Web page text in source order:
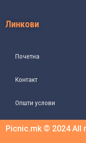
Линкови
Почетна
Контакт
Општи услови
Picnic.mk © 2024 All